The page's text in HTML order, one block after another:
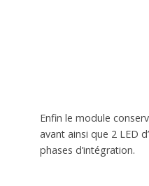
Enfin le module
avant ainsi que 2 LED
phases d’intégration.